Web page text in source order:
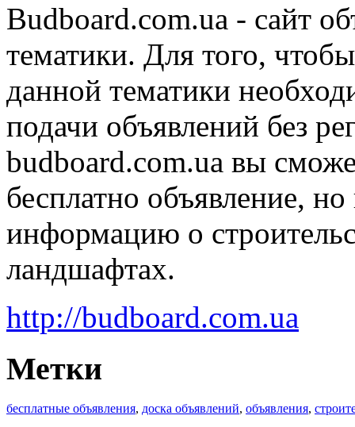
Budboard.com.ua - сайт
тематики. Для того,
данной тематики
подачи объявлений без
budboard.com.ua вы
бесплатно объявление,
информацию о
ландшафтах.
http://budboard.com.ua
Метки
бесплатные объявления, доска объявлений, объявления,